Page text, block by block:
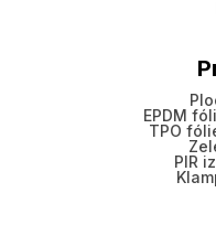
EPDM
TPO
PIR